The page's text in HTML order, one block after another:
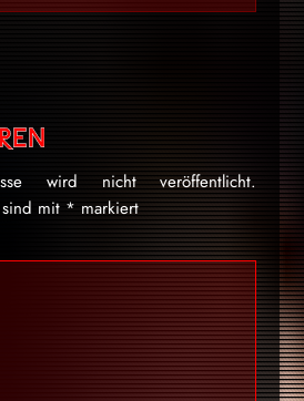
wird nicht veröffentlicht.
mit * markiert